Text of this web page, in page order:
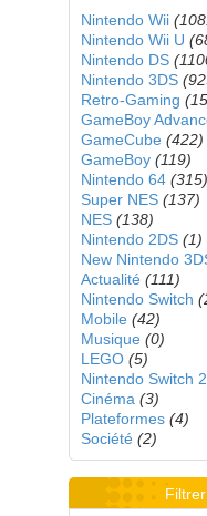
Nintendo Wii
Nintendo Wii U
Nintendo DS
Nintendo 3DS
Retro-Gaming
GameBoy
GameCube (422)
GameBoy (119)
Nintendo 64 (315)
Super NES (137)
NES (138)
Nintendo 2DS (1)
New Nintendo
Actualité (111)
Nintendo Switch
Mobile (42)
Musique (0)
LEGO (5)
Nintendo Switch 2
Cinéma (3)
Plateformes (4)
Société (2)